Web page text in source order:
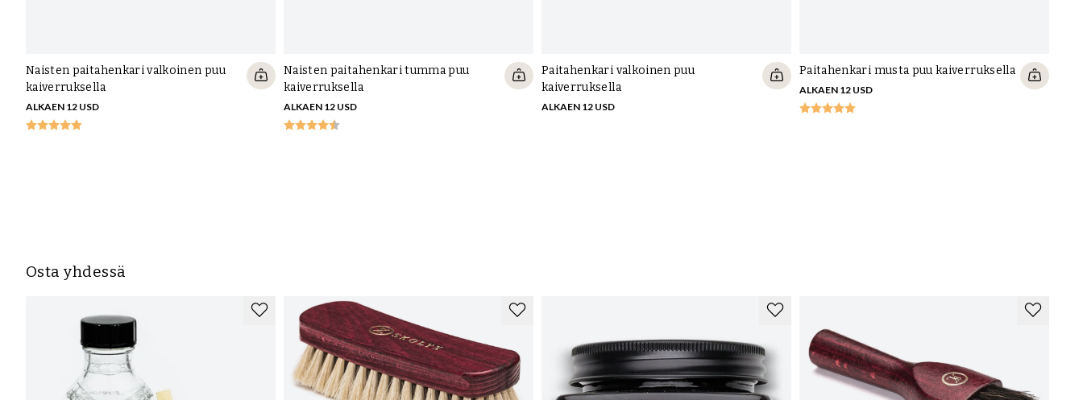
Naisten paitahenkari valkoinen puu
kaiverruksella
ALKAEN 12 USD
Naisten paitahenkari tumma puu
kaiverruksella
ALKAEN 12 USD
Paitahenkari valkoinen puu
kaiverruksella
ALKAEN 12 USD
Paitahenkari musta puu kaiverruksella
ALKAEN 12 USD
Osta yhdessä